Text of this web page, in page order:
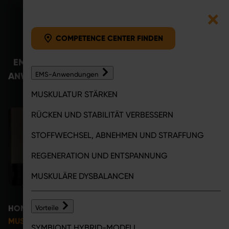
Zum Inhalt springen COMPETENCE CENTER
EMS-
ANWENDUNGEN
COMPETENCE CENTER FINDEN
EMS-Anwendungen
MUSKULATUR STÄRKEN
RÜCKEN UND STABILITÄT VERBESSERN
STOFFWECHSEL, ABNEHMEN UND STRAFFUNG
REGENERATION UND ENTSPANNUNG
MUSKULÄRE DYSBALANCEN
Vorteile
HOME
EMS-ANWENDUNGEN
MUSKELAUFBAU: SO KÖNNEN EMS-ANWENDUNGEN DIE